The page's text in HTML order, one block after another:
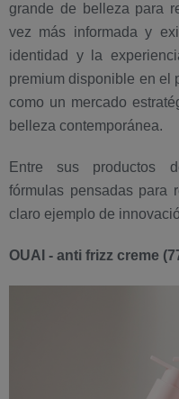
grande de belleza para
vez más informada y
identidad y la
premium disponible en el
como un mercado
belleza contemporánea.
Entre sus productos
fórmulas pensadas para
claro ejemplo de
OUAI - anti frizz creme